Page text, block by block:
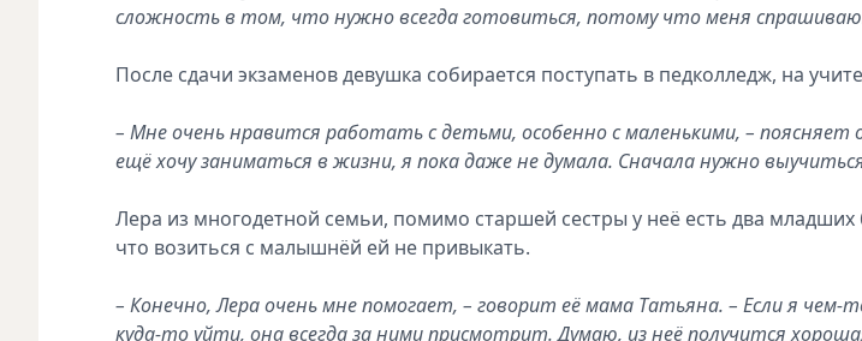
сложность в том, что нужно всегда готовиться, потому что меня
После сдачи экзаменов девушка собирается поступать в педколледж, на
– Мне очень нравится работать с детьми, особенно с маленькими, – поясняет
ещё хочу заниматься в жизни, я пока даже не думала. Сначала нужно
Лера из многодетной семьи, помимо старшей сестры у неё есть два младших
что возиться с малышнёй ей не привыкать.
– Конечно, Лера очень мне помогает, – говорит её мама Татьяна. – Если я чем-
куда-то уйти, она всегда за ними присмотрит. Думаю, из неё получится